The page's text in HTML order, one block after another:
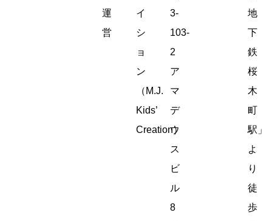
運
営
イ
シ
ョ
ン
（M.J.
Kids’
Creation）
3-
103-
2
ア
マ
デ
ウ
ス
ビ
ル
8
地
下
鉄
桜
木
町
駅」
よ
り
徒
歩